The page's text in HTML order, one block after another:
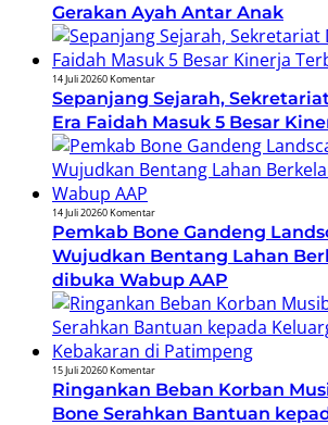
Gerakan Ayah Antar Anak
14 Juli 20260 Komentar
Sepanjang Sejarah,
Era Faidah Masuk 5 Besar
14 Juli 20260 Komentar
Pemkab Bone Gandeng
Wujudkan Bentang Lahan
dibuka Wabup AAP
15 Juli 20260 Komentar
Ringankan Beban Korban
Bone Serahkan Bantuan